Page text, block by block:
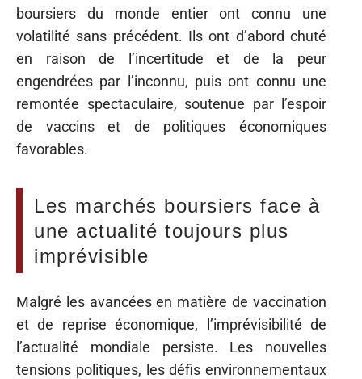
boursiers du monde entier ont connu une
volatilité sans précédent. Ils ont d’abord chuté
en raison de l’incertitude et de la peur
engendrées par l’inconnu, puis ont connu une
remontée spectaculaire, soutenue par l’espoir
de vaccins et de politiques économiques
favorables.
Les marchés boursiers face à
une actualité toujours plus
imprévisible
Malgré les avancées en matière de vaccination
et de reprise économique, l’imprévisibilité de
l’actualité mondiale persiste. Les nouvelles
tensions politiques, les défis environnementaux